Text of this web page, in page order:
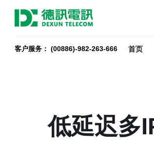
客户服务： (00886)-982-263-666 首页
低延迟多